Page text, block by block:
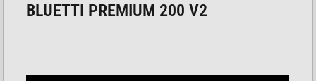
BLUETTI PREMIUM 200 V2